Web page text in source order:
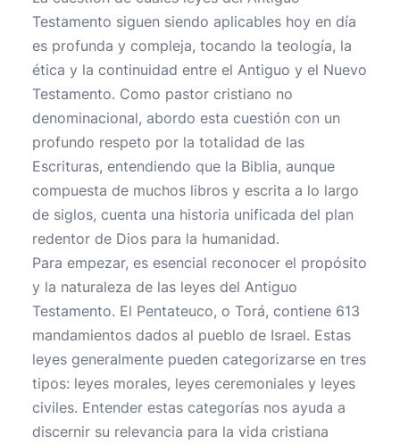
Testamento siguen siendo aplicables hoy en día
es profunda y compleja, tocando la teología, la
ética y la continuidad entre el Antiguo y el Nuevo
Testamento. Como pastor cristiano no
denominacional, abordo esta cuestión con un
profundo respeto por la totalidad de las
Escrituras, entendiendo que la Biblia, aunque
compuesta de muchos libros y escrita a lo largo
de siglos, cuenta una historia unificada del plan
redentor de Dios para la humanidad.
Para empezar, es esencial reconocer el propósito
y la naturaleza de las leyes del Antiguo
Testamento. El Pentateuco, o Torá, contiene 613
mandamientos dados al pueblo de Israel. Estas
leyes generalmente pueden categorizarse en tres
tipos: leyes morales, leyes ceremoniales y leyes
civiles. Entender estas categorías nos ayuda a
discernir su relevancia para la vida cristiana